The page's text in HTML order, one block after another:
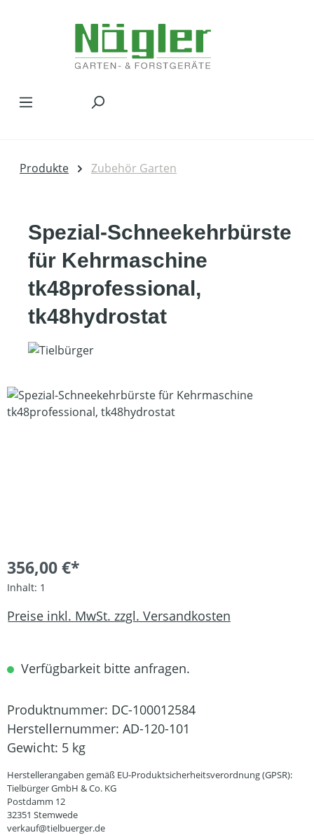
Produkte Zubehör Garten
Spezial-Schneekehrbürste
für Kehrmaschine
tk48professional,
tk48hydrostat
Bildergalerie überspringen
356,00 €*
Inhalt: 1
Preise inkl. MwSt. zzgl. Versandkosten
Verfügbarkeit bitte anfragen.
Produktnummer: DC-100012584
Herstellernummer: AD-120-101
Gewicht: 5 kg
Herstellerangaben gemäß EU-Produktsicherheitsverordnung (GPSR):
Tielbürger GmbH & Co. KG
Postdamm 12
32351 Stemwede
verkauf@tielbuerger.de